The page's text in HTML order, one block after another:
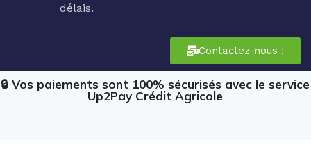
délais.
Contactez-nous !
🔒 Vos paiements sont 100% sécurisés avec le service
Up2Pay Crédit Agricole